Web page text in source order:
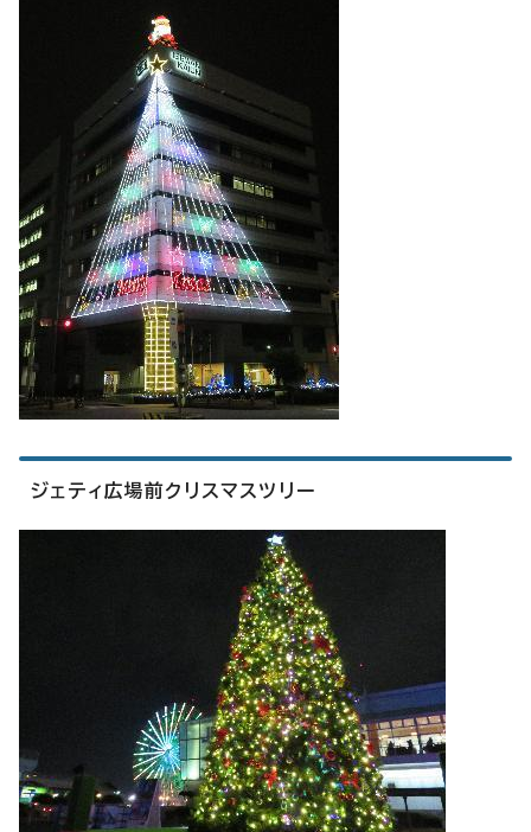
ジェティ広場前クリスマスツリー